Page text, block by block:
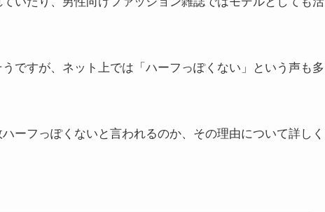
ですが、ネット上では「ハーフっぽくない」という声も多
ーフっぽくないと言われるのか、その理由について詳しく